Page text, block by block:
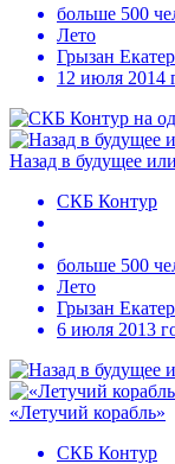
больше 500
Лето
Грызан
12 июля 2014
Назад в будущее
СКБ Контур
больше 500
Лето
Грызан
6 июля 2013
«Летучий корабль»
СКБ Контур